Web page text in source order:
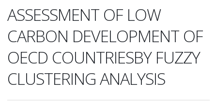
ASSESSMENT OF LOW
CARBON DEVELOPMENT OF
OECD COUNTRIESBY FUZZY
CLUSTERING ANALYSIS